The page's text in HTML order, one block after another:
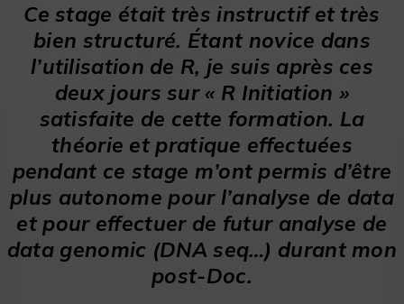
Ce stage était très instructif et très
bien structuré. Étant novice dans
l’utilisation de R, je suis après ces
deux jours sur « R Initiation »
satisfaite de cette formation. La
théorie et pratique effectuées
pendant ce stage m’ont permis d’être
plus autonome pour l’analyse de data
et pour effectuer de futur analyse de
data genomic (DNA seq…) durant mon
post-Doc.